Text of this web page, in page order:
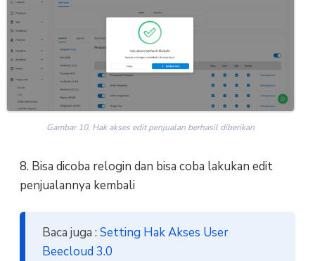
Gambar 10. Hak akses edit penjualan berhasil diberikan
8. Bisa dicoba relogin dan bisa coba lakukan edit
penjualannya kembali
Baca juga : Setting Hak Akses User
Beecloud 3.0